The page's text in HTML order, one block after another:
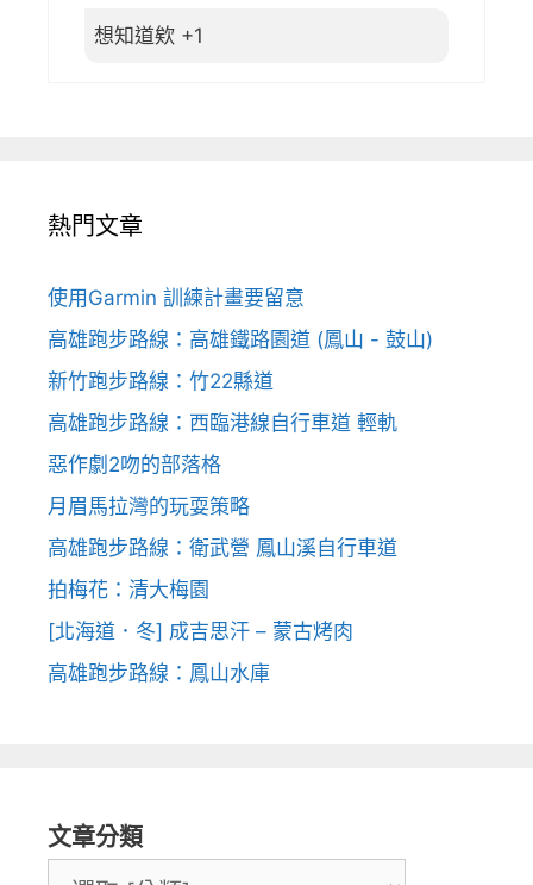
想知道欸 +1
熱門文章
使用Garmin 訓練計畫要留意
高雄跑步路線：高雄鐵路園道 (鳳山 - 鼓山)
新竹跑步路線：竹22縣道
高雄跑步路線：西臨港線自行車道 輕軌
惡作劇2吻的部落格
月眉馬拉灣的玩耍策略
高雄跑步路線：衛武營 鳳山溪自行車道
拍梅花：清大梅園
[北海道．冬] 成吉思汗 – 蒙古烤肉
高雄跑步路線：鳳山水庫
文章分類